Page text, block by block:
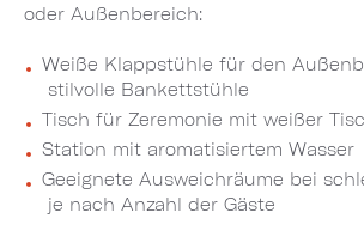
oder Außenbereich:
Weiße Klappstühle für den
stilvolle Bankettstühle
Tisch für Zeremonie mit weißer
Station mit aromatisiertem Wasser
Geeignete Ausweichräume bei
je nach Anzahl der Gäste